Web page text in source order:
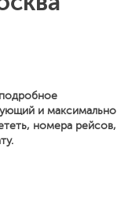
и максимально
номера рейсов,